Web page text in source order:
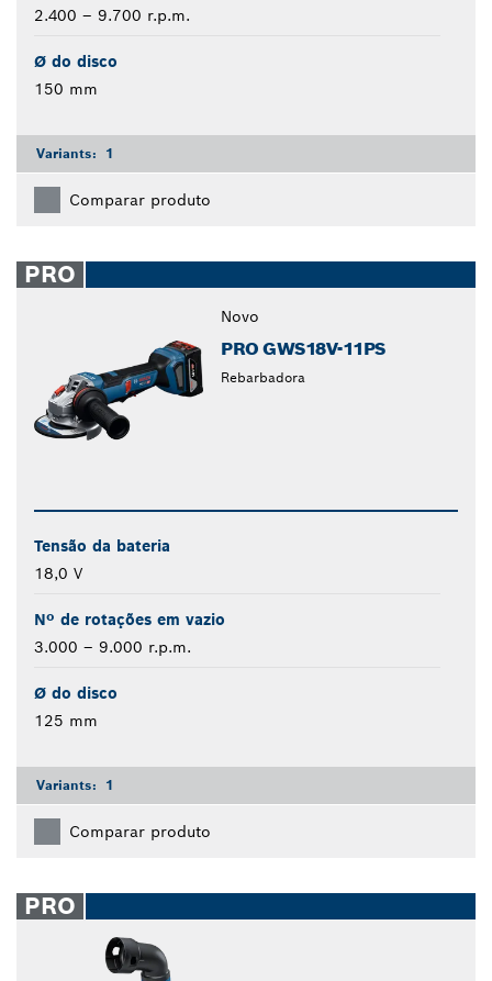
2.400 – 9.700 r.p.m.
Ø do disco
150 mm
Variants: 1
Comparar produto
PRO
Novo
PRO GWS18V-11PS
Rebarbadora
Tensão da bateria
18,0 V
Nº de rotações em vazio
3.000 – 9.000 r.p.m.
Ø do disco
125 mm
Variants: 1
Comparar produto
PRO